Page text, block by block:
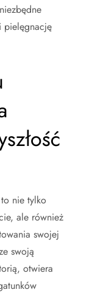
pielęgnację
nie tylko
ale również
swojej
swoją
otwiera